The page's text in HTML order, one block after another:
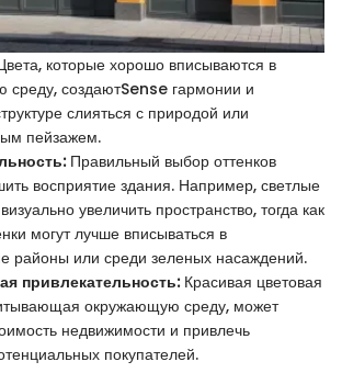
которые хорошо вписываются в
создаютSense гармонии и
слияться с природой или
пейзажем.
Правильный выбор оттенков
восприятие здания. Например, светлые
увеличить пространство, тогда как
могут лучше вписываться в
районы или среди зеленых насаждений.
привлекательность:Красивая цветовая
окружающую среду, может
недвижимости и привлечь
покупателей.